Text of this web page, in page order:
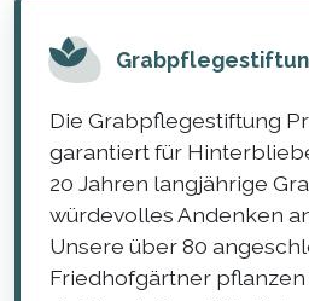
Die Grabpflegestiftung
garantiert für
20 Jahren langjährige
würdevolles Andenken
Unsere über 80
Friedhofgärtner